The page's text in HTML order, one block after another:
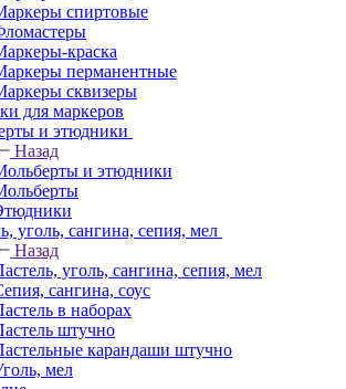
спиртовые
краска
перманентные
сквизеры
для маркеров
и этюдники
Назад
и этюдники
уголь, сангина, сепия, мел
Назад
уголь, сангина, сепия, мел
сангина, соус
в наборах
штучно
карандаши штучно
мел